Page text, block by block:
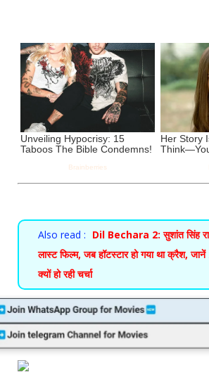
Also read : Dil Bechara 2: सुशांत सिंह
लास्ट फिल्म, जब हॉटस्टार हो गया था क्रैश,
क्यों हो रही चर्चा